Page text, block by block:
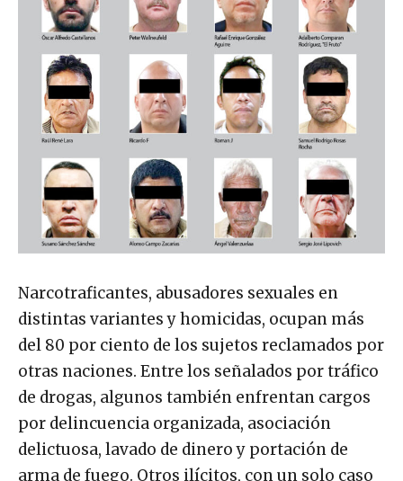
Narcotraficantes, abusadores sexuales en
distintas variantes y homicidas, ocupan más
del 80 por ciento de los sujetos reclamados por
otras naciones. Entre los señalados por tráfico
de drogas, algunos también enfrentan cargos
por delincuencia organizada, asociación
delictuosa, lavado de dinero y portación de
arma de fuego. Otros ilícitos, con un solo caso